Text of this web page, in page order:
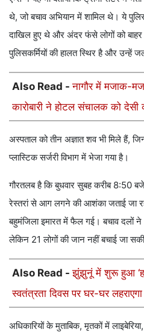
थे, जो बचाव अभियान में शामिल थे। ये
दाखिल हुए थे और अंदर फंसे लोगों को
पुलिसकर्मियों की हालत स्थिर है और उन्हें
Also Read -नागौर में मजाक-
कारोबारी ने होटल संचालक को देसी
अस्पताल को तीन अज्ञात शव भी मिले हैं,
प्लास्टिक सर्जरी विभाग में भेजा गया है।
गौरतलब है कि बुधवार सुबह करीब 8:50
रेस्तरां से आग लगने की आशंका जताई जा
बहुमंजिला इमारत में फैल गई। बचाव दलों ने
लेकिन 21 लोगों की जान नहीं बचाई जा
Also Read -झुंझुनूं में शुरू हुआ ‘हर
स्वतंत्रता दिवस पर घर-घर लहराएगा
अधिकारियों के मुताबिक, मृतकों में